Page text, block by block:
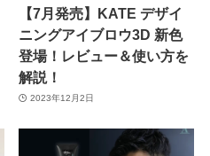
【7月発売】KATE デザイ
ニングアイブロウ3D 新色
登場！レビュー＆使い方を
解説！
2023年12月2日